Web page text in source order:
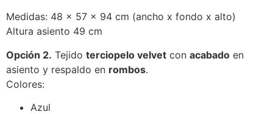
Medidas: 48 x 57 x 94 cm (ancho x fondo x alto)
Altura asiento 49 cm
Opción 2. Tejido terciopelo velvet con acabado en
asiento y respaldo en rombos.
Colores:
Azul